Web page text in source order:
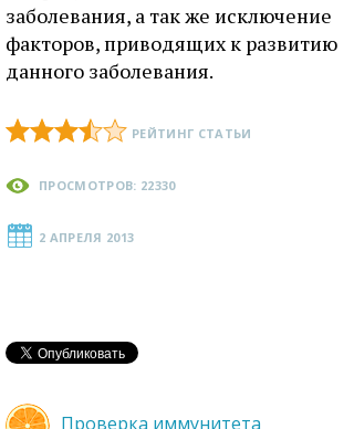
заболевания, а так же исключение
факторов, приводящих к развитию
данного заболевания.
РЕЙТИНГ СТАТЬИ
ПРОСМОТРОВ: 22330
2 АПРЕЛЯ 2013
Проверка иммунитета